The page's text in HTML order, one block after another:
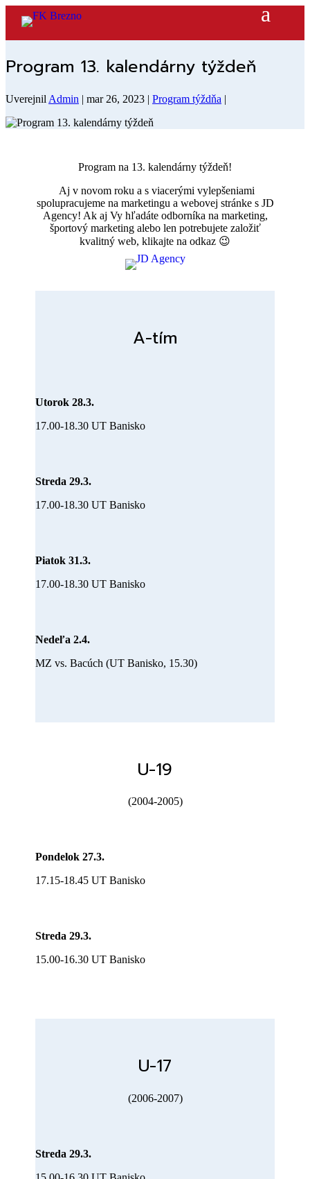
Program 13. kalendárny týždeň
Uverejnil Admin | mar 26, 2023 | Program týždňa |
Program na 13. kalendárny týždeň!
Aj v novom roku a s viacerými vylepšeniami
spolupracujeme na marketingu a webovej stránke s JD
Agency! Ak aj Vy hľadáte odborníka na marketing,
športový marketing alebo len potrebujete založiť
kvalitný web, klikajte na odkaz 😉
A-tím
Utorok 28.3.
17.00-18.30 UT Banisko
Streda 29.3.
17.00-18.30 UT Banisko
Piatok 31.3.
17.00-18.30 UT Banisko
Nedeľa 2.4.
MZ vs. Bacúch (UT Banisko, 15.30)
U-19
(2004-2005)
Pondelok 27.3.
17.15-18.45 UT Banisko
Streda 29.3.
15.00-16.30 UT Banisko
U-17
(2006-2007)
Streda 29.3.